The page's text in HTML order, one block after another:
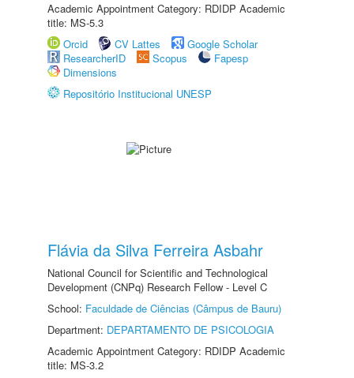
Academic Appointment Category: RDIDP Academic
title: MS-5.3
Orcid
CV Lattes
Google Scholar
ResearcherID
Scopus
Fapesp
Dimensions
Repositório Institucional UNESP
Flávia da Silva Ferreira Asbahr
National Council for Scientific and Technological
Development (CNPq) Research Fellow - Level C
School: Faculdade de Ciências (Câmpus de Bauru)
Department: DEPARTAMENTO DE PSICOLOGIA
Academic Appointment Category: RDIDP Academic
title: MS-3.2